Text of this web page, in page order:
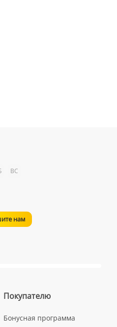
ВС
нам
Покупателю
Бонусная программа